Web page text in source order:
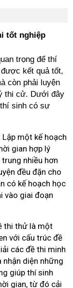
tốt nghiệp
trọng để thí
kết quả tốt,
còn phải luyện
thi cử. Dưới đây
sinh có sự
một kế hoạch
gian hợp lý
nhiều hơn
đều đặn cho
có kế hoạch học
vào giai đoạn
thi thử là một
với cấu trúc đề
các đề thi minh
diện những
giúp thí sinh
gian, từ đó cải